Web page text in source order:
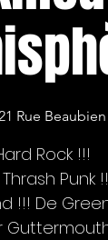
Rue Beaubien
Rock !!!
Punk
!!! De